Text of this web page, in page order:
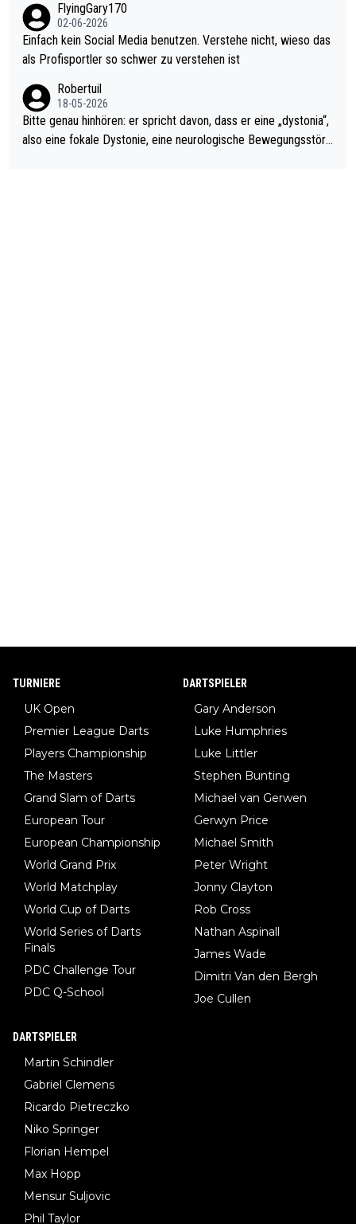
el hat.
s Leben in den Griff kriegen. Nur eins wundert mich: Luke Little
r war doch neulich erst derjenige, der über Social Media GvV p
rovoziert hat. Und Littlers Mutter schießt öfters mal gegen Ric
FlyingGary170
02-06-2026
Einfach kein Social Media benutzen. Verstehe nicht, wieso das
als Profisportler so schwer zu verstehen ist
Robertuil
18-05-2026
Bitte genau hinhören: er spricht davon, dass er eine „dystonia“,
also eine fokale Dystonie, eine neurologische Bewegungsstöru
TURNIERE
UK Open
Premier League Darts
Players Championship
The Masters
Grand Slam of Darts
European Tour
European Championship
World Grand Prix
World Matchplay
World Cup of Darts
World Series of Darts
Finals
PDC Challenge Tour
PDC Q-School
DARTSPIELER
Gary Anderson
Luke Humphries
Luke Littler
Stephen Bunting
Michael van Gerwen
Gerwyn Price
Michael Smith
Peter Wright
Jonny Clayton
Rob Cross
Nathan Aspinall
James Wade
Dimitri Van den Bergh
Joe Cullen
DARTSPIELER
Martin Schindler
Gabriel Clemens
Ricardo Pietreczko
Niko Springer
Florian Hempel
Max Hopp
Mensur Suljovic
Phil Taylor